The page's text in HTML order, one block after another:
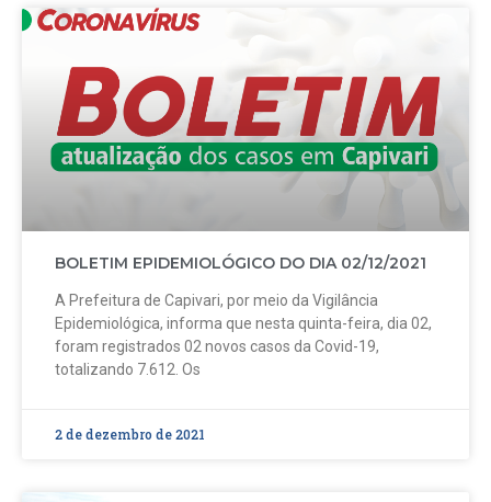
BOLETIM EPIDEMIOLÓGICO DO DIA 02/12/2021
A Prefeitura de Capivari, por meio da Vigilância
Epidemiológica, informa que nesta quinta-feira, dia 02,
foram registrados 02 novos casos da Covid-19,
totalizando 7.612. Os
2 de dezembro de 2021